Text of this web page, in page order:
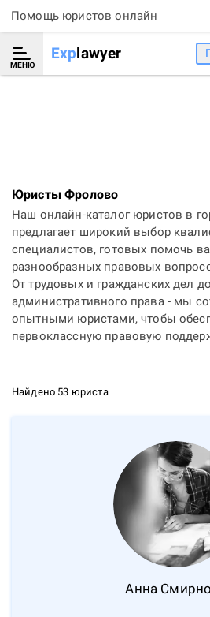
Помощь юристов онлайн
МЕНЮ
Explawyer
Юристы Фролово
Наш онлайн-каталог юристов в
предлагает широкий выбор
специалистов, готовых помочь
разнообразных правовых
От трудовых и гражданских дел
административного права - мы
опытными юристами, чтобы
первоклассную правовую
Найдено 53 юриста
Анна